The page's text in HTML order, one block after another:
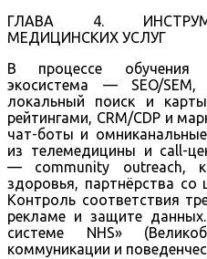
ГЛАВА 4.
МЕДИЦИНСКИХ УСЛУГ
В процессе обучения
экосистема — SEO/
локальный поиск и
рейтингами, CRM/CDP и
чат-боты и
из телемедицины и call-
— community outreach,
здоровья, партнёрства
Контроль соответствия
рекламе и защите
системе NHS»
коммуникации и